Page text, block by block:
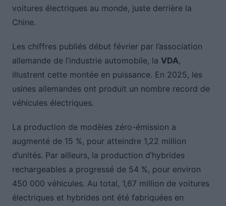
voitures électriques au monde, juste derrière la
Chine.
Les chiffres publiés début février par l’association
allemande de l’industrie automobile, la VDA,
illustrent cette montée en puissance. En 2025, les
usines allemandes ont produit un nombre record de
véhicules électriques.
La production de modèles zéro-émission a
augmenté de 15 %, pour atteindre 1,22 million
d’unités. Par ailleurs, la production d’hybrides
rechargeables a progressé de 54 %, pour environ
450 000 véhicules. Au total, 1,67 million de voitures
électriques et hybrides ont été fabriquées en